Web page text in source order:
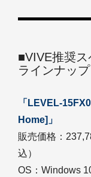
■VIVE推奨
ラインナップ
「LEVEL-
Home]」
販売価格：
込）
OS：Windows